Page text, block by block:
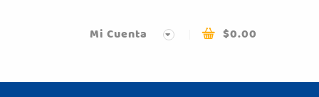
$0.00
Mi Cuenta